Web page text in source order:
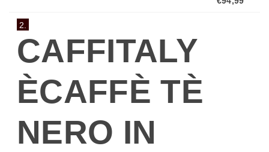
2.
CAFFITALY
ÈCAFFÈ TÈ
NERO IN